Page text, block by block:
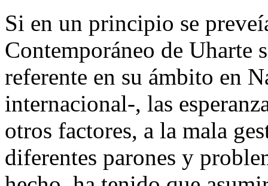
Si en un principio se
Contemporáneo de Uharte
referente en su ámbito en
internacional-, las
otros factores, a la mala
diferentes parones y